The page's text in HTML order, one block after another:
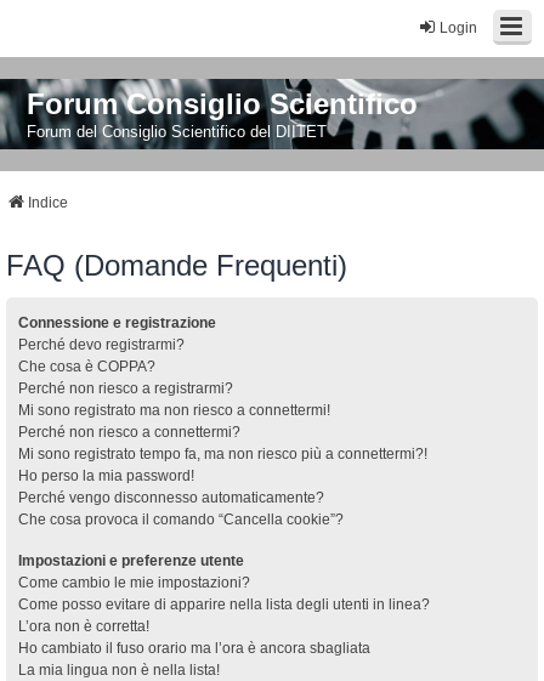
Login
Forum Consiglio Scientifico
Forum del Consiglio Scientifico del DIITET
Indice
FAQ (Domande Frequenti)
Connessione e registrazione
Perché devo registrarmi?
Che cosa è COPPA?
Perché non riesco a registrarmi?
Mi sono registrato ma non riesco a connettermi!
Perché non riesco a connettermi?
Mi sono registrato tempo fa, ma non riesco più a connettermi?!
Ho perso la mia password!
Perché vengo disconnesso automaticamente?
Che cosa provoca il comando “Cancella cookie”?
Impostazioni e preferenze utente
Come cambio le mie impostazioni?
Come posso evitare di apparire nella lista degli utenti in linea?
L’ora non è corretta!
Ho cambiato il fuso orario ma l’ora è ancora sbagliata
La mia lingua non è nella lista!